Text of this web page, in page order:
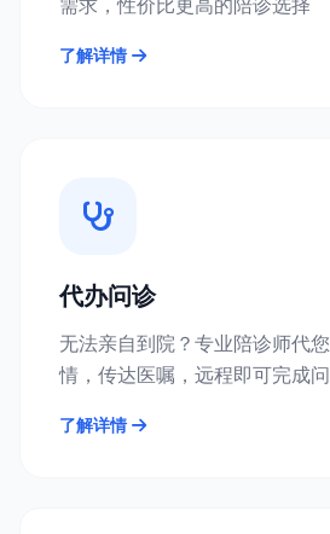
了解详情
代办问诊
无法亲自到院？专业陪诊师代
情，传达医嘱，远程即可完成
了解详情